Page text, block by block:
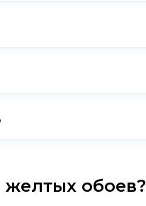
желтых обоев?